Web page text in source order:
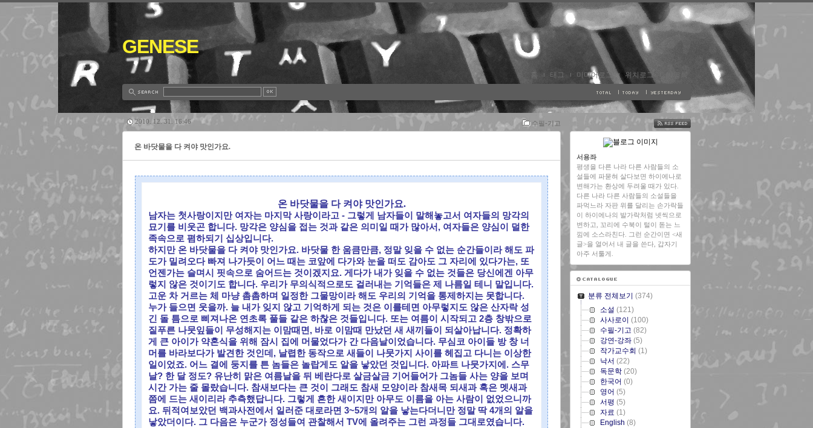
GENESE
홈 태그 미디어로그 위치로그
수필-기고
2010. 12. 31. 16:46
온 바닷물을 다 켜야 맛인가요.
온 바닷물을 다 켜야 맛인가요.
남자는 첫사랑이지만 여자는 마지막 사랑이라고 - 그렇게 남자들이 말해놓고서 여자들의 망각의
묘기를 비웃곤 합니다. 망각은 양심을 접는 것과 같은 의미일 때가 많아서, 여자들은 양심이 덜한
족속으로 폄하되기 십상입니다.
하지만 온 바닷물을 다 켜야 맛인가요. 바닷물 한 움큼만큼, 정말 잊을 수 없는 순간들이라 해도 파
도가 밀려오다 빠져 나가듯이 어느 때는 코앞에 다가와 눈을 떠도 감아도 그 자리에 있다가는, 또
언젠가는 슬며시 핏속으로 숨어드는 것이겠지요. 게다가 내가 잊을 수 없는 것들은 당신에겐 아무
렇지 않은 것이기도 합니다. 우리가 무의식적으로도 걸러내는 기억들은 제 나름일 테니 말입니다.
고운 차 거르는 체 마냥 촘촘하며 일정한 그물망이라 해도 우리의 기억을 통제하지는 못합니다.
누가 들으면 웃을까. 늘 내가 잊지 않고 기억하게 되는 것은 이를테면 아무렇지도 않은 산자락 성
긴 돌 틈으로 삐져나온 연초록 풀들 같은 하찮은 것들입니다. 또는 여름이 시작되고 2층 창밖으로
짙푸른 나뭇잎들이 무성해지는 이맘때면, 바로 이맘때 만났던 새 새끼들이 되살아납니다. 정확하
게 큰 아이가 약혼식을 위해 잠시 집에 머물었다가 간 다음날이었습니다. 무심코 아이들 방 창 너
머를 바라보다가 발견한 것인데, 날렵한 동작으로 새들이 나뭇가지 사이를 헤집고 다니는 이상한
일이었죠. 어느 결에 둥지를 튼 놈들은 놀랍게도 알을 낳았던 것입니다. 아파트 나뭇가지에. 스무
날? 한 달 정도? 유난히 맑은 여름날을 뒤 베란다로 살금살금 기어들어가 그놈들 사는 양을 보며
시간 가는 줄 몰랐습니다. 참새보다는 큰 것이 그래도 참새 모양이라 참새목 되새과 혹은 멧새과
쯤에 드는 새이리라 추측했답니다. 그렇게 흔한 새이지만 아무도 이름을 아는 사람이 없었으니까
요. 뒤적여보았던 백과사전에서 일러준 대로라면 3~5개의 알을 낳는다더니만 정말 딱 4개의 알을
낳았더이다. 그 다음은 누군가 정성들여 관찰해서 TV에 올려주는 그런 과정들 그대로였습니다.
FEED
서용좌
평생을 다른 나라 다른 사람들의 소
설들에 파묻혀 살다보면 하이에나로
변해가는 환상에 두려울 때가 있다.
다른 나라 다른 사람들의 소설들을
파먹느라 자판 위를 달리는 손가락들
이 하이에나의 발가락처럼 넷씩으로
변하고, 꼬리에 수북이 털이 돋는 느
낌에 소스라친다. 그런 순간이면 <새
글>을 열어서 내 글을 쓴다, 갑자기
아주 서툴게.
분류 전체보기 (374)
소설 (121)
사사로이 (100)
수필-기고 (82)
강연-강좌 (5)
작가교수회 (1)
낙서 (22)
독문학 (20)
한국어 (0)
영어 (5)
서평 (5)
자료 (1)
English (8)